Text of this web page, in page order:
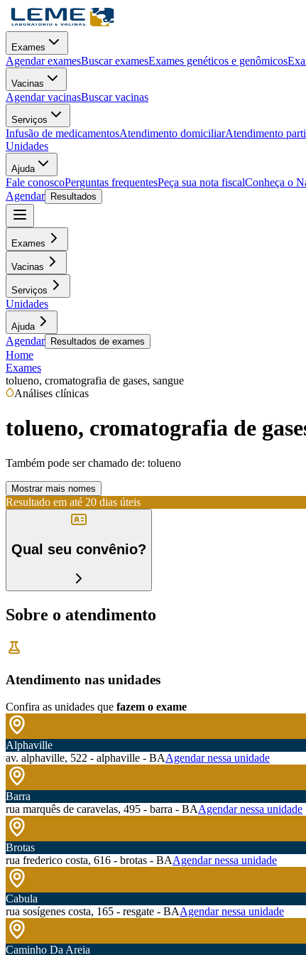
Exames
Agendar examesBuscar examesExames genéticos e genômicos
Vacinas
Agendar vacinasBuscar vacinas
Serviços
Infusão de medicamentosAtendimento domiciliarAtendimento
Unidades
Ajuda
Fale conoscoPerguntas frequentesPeça sua nota fiscalConheça o
Agendar
Resultados
Exames
Vacinas
Serviços
Unidades
Ajuda
Agendar Resultados de exames
Home
Exames
tolueno, cromatografia de gases, sangue
Análises clínicas
tolueno, cromatografia de
Também pode ser chamado de: tolueno
Mostrar mais nomes
Resultado em até 20 dias úteis
Qual seu convênio?
Sobre o atendimento
Atendimento nas unidades
Confira as unidades que fazem o exame
Alphaville
av. alphaville, 522 - alphaville - BAAgendar nessa unidade
Barra
rua marquês de caravelas, 495 - barra - BAAgendar nessa unidade
Brotas
rua frederico costa, 616 - brotas - BAAgendar nessa unidade
Cabula
rua sosígenes costa, 165 - resgate - BAAgendar nessa unidade
Caminho Da Areia